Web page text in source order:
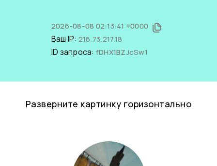
2026-08-08 02:13:41 +0000
Ваш IP: 216.73.217.18
ID запроса: fDHX1BZJcSw1
Разверните картинку горизонтально